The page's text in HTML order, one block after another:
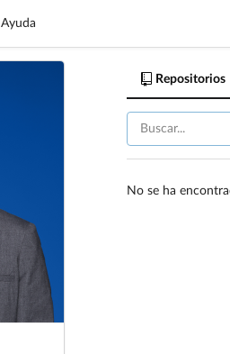
Ayuda
Repositorios
No se ha